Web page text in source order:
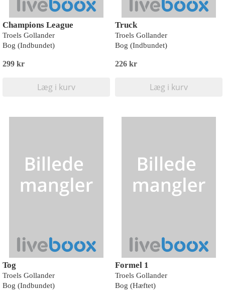
Champions League
Troels Gollander
Bog (Indbundet)
299 kr
Læg i kurv
Truck
Troels Gollander
Bog (Indbundet)
226 kr
Læg i kurv
Tog
Troels Gollander
Bog (Indbundet)
Formel 1
Troels Gollander
Bog (Hæftet)